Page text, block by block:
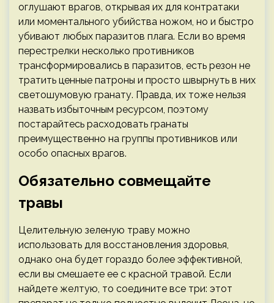
оглушают врагов, открывая их для контратаки
или моментального убийства ножом, но и быстро
убивают любых паразитов плага. Если во время
перестрелки несколько противников
трансформировались в паразитов, есть резон не
тратить ценные патроны и просто швырнуть в них
светошумовую гранату. Правда, их тоже нельзя
назвать избыточным ресурсом, поэтому
постарайтесь расходовать гранаты
преимущественно на группы противников или
особо опасных врагов.
Обязательно совмещайте
травы
Целительную зеленую траву можно
использовать для восстановления здоровья,
однако она будет гораздо более эффективной,
если вы смешаете ее с красной травой. Если
найдете желтую, то соедините все три: этот